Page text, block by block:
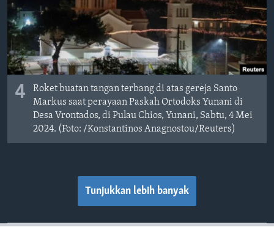
4
Roket buatan tangan terbang di atas gereja Santo
Markus saat perayaan Paskah Ortodoks Yunani di
Desa Vrontados, di Pulau Chios, Yunani, Sabtu, 4 Mei
2024. (Foto: /Konstantinos Anagnostou/Reuters)
Tunjukkan lebih banyak